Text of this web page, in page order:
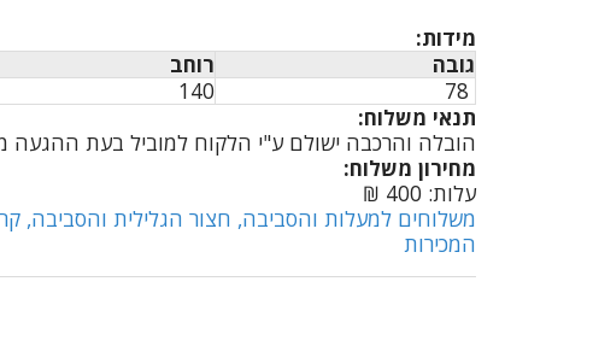
מידות:
גובה
רוחב
140
תנאי משלוח:
הובלה והרכבה ישולם ע"י הלקוח למוביל בעת ההגעה מעל קומה שלישית ללא
מחירון משלוח:
עלות: 400 ₪
משלוחים למעלות והסביבה, חצור הגלילית והסביבה,
המכירות